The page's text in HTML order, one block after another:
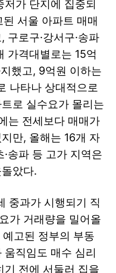
가 단지에 집중되
서울 아파트 매매
구로구·강서구·송파
가격대별로는 15억
했고, 9억원 이하는
나타나 상대적으로
로 실수요가 몰리는
는 전세보다 매매가
만, 올해는 16개 자
송파 등 고가 지역은
았다.
중과가 시행되기 직
가 거래량을 밀어올
고된 정부의 부동
직임도 매수 심리
기 전에 서둘러 집을